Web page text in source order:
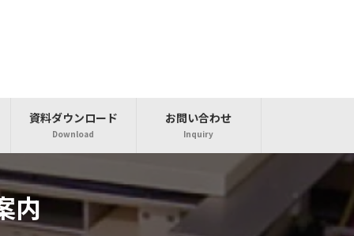
資料ダウンロード
Download
お問い合わせ
Inquiry
内